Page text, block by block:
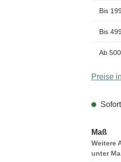
Bis 199
Bis 499
Ab 500
Preise
Maß
Weitere
unter